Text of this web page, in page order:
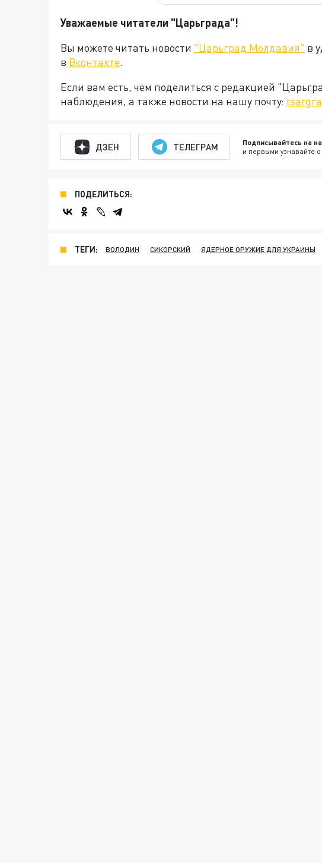
Уважаемые читатели "Царьграда"!
Вы можете читать новости "Царьград Молдавия" в
в Вконтакте.
Если вам есть, чем поделиться с редакцией
наблюдения, а также новости на нашу почту:
ДЗЕН ТЕЛЕГРАМ Подписывайтесь на
и первыми узнавайте
ПОДЕЛИТЬСЯ:
ТЕГИ: ВОЛОДИН СИКОРСКИЙ ЯДЕРНОЕ ОРУЖИЕ ДЛЯ УКРАИНЫ